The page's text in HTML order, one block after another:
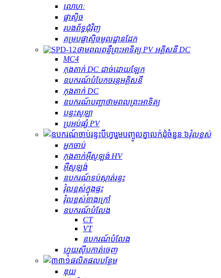
លោហៈ
ផ្លាស្ទិច
របងព័ទ្ធជុំវិញ
គម្របផ្លាស្ទិចមូលដ្ឋានដែក
ថាមពលពន្លឺព្រះអាទិត្យ PV អគ្គិសនី DC
MC4
កុងតាក់ DC ដាច់ដោយឡែក
ឧបករណ៍បំបែកចរន្តអគ្គិសនី
កុងតាក់ DC
ឧបករណ៍បញ្ជាថាមពលព្រះអាទិត្យ
បន្ទះសូឡា
ប្រអប់ផ្សំ PV
វ៉ុលខ្ពស់
អ្នកចាប់
កុងតាក់​អ៊ីសូឡង់ HV
អ៊ីសូឡង់
ឧបករណ៍​ទប់ស្កាត់​រន្ទះ
វ៉ុលខ្ពស់ក្នុងផ្ទះ
វ៉ុលខ្ពស់ខាងក្រៅ
ឧបករណ៍បំលែង
CT
VT
ឧបករណ៍បំលែង
ហ្វុយស៊ីបកាត់ចេញ
ផលិតផលបន្ថែម
ឌុយ